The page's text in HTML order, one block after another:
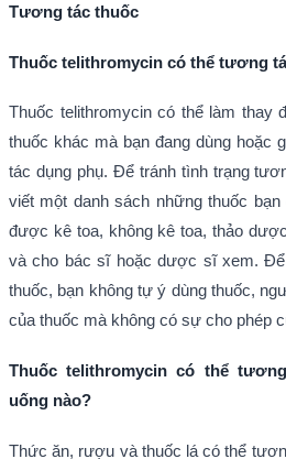
Tương tác thuốc
Thuốc telithromycin có thể tương
Thuốc telithromycin có thể làm thay
thuốc khác mà bạn đang dùng hoặc
tác dụng phụ. Để tránh tình trạng
viết một danh sách những thuốc
được kê toa, không kê toa, thảo
và cho bác sĩ hoặc dược sĩ xem.
thuốc, bạn không tự ý dùng thuốc,
của thuốc mà không có sự cho phép
Thuốc telithromycin có thể
uống nào?
Thức ăn, rượu và thuốc lá có thể